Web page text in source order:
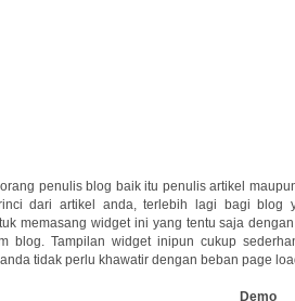
penulis blog baik itu penulis artikel
dari artikel anda, terlebih lagi bagi blog
memasang widget ini yang tentu saja
blog. Tampilan widget inipun cukup
tidak perlu khawatir dengan beban page
Demo